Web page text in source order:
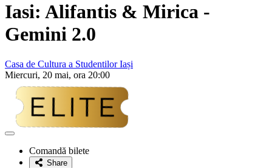
Iasi: Alifantis & Mirica -
Gemini 2.0
Casa de Cultura a Studentilor Iași
Miercuri, 20 mai, ora 20:00
Adaugă
favoriteComandă bilete
Share